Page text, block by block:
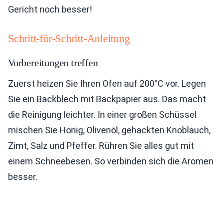
Gericht noch besser!
Schritt-für-Schritt-Anleitung
Vorbereitungen treffen
Zuerst heizen Sie Ihren Ofen auf 200°C vor. Legen
Sie ein Backblech mit Backpapier aus. Das macht
die Reinigung leichter. In einer großen Schüssel
mischen Sie Honig, Olivenöl, gehackten Knoblauch,
Zimt, Salz und Pfeffer. Rühren Sie alles gut mit
einem Schneebesen. So verbinden sich die Aromen
besser.